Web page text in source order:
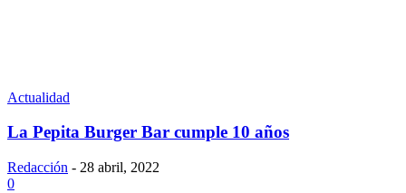
Actualidad
La Pepita Burger Bar cumple 10 años
Redacción - 28 abril, 2022
0